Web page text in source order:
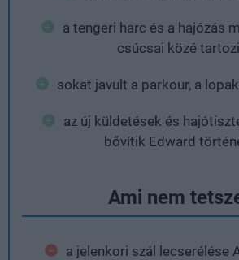
a tengeri harc és a hajózás
csúcsai közé
sokat javult a parkour, a
az új küldetések és
bővítik Edward
Ami nem
a jelenkori szál lecserélése